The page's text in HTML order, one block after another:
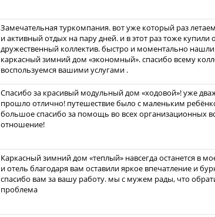
Замечательная туркомпания. вот уже который раз
и активный отдых на пару дней. и в этот раз тоже
дружественный коллектив. быстро и моментально
каркасный зимний дом «экономный». спасибо всему
воспользуемся вашими услугами .
Спасибо за красивый модульный дом «ходовой»! уже
прошло отлично! путешествие было с маленьким
большое спасибо за помощь во всех организационных
отношение!
Каркасный зимний дом «теплый» навсегда останется в
и отель благодаря вам оставили яркое впечатление и
спасибо вам за вашу работу. мы с мужем рады, что
проблема